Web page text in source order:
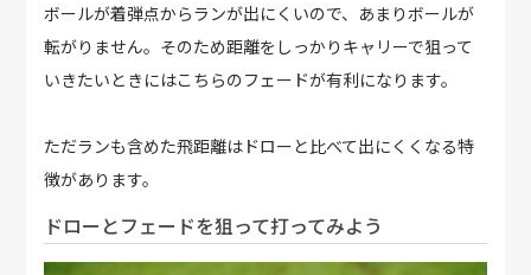
ボールが着弾点からランが出にくいので、あまりボールが
転がりません。そのため距離をしっかりキャリーで狙って
いきたいときにはこちらのフェードが有利になります。
ただランも含めた飛距離はドローと比べて出にくくなる特
徴があります。
ドローとフェードを狙って打ってみよう